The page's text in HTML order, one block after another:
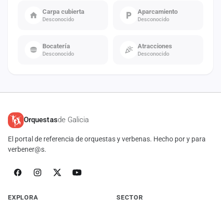
Carpa cubierta
Desconocido
Aparcamiento
Desconocido
Bocatería
Desconocido
Atracciones
Desconocido
Orquestasde Galicia
El portal de referencia de orquestas y verbenas. Hecho por y para
verbener@s.
EXPLORA SECTOR